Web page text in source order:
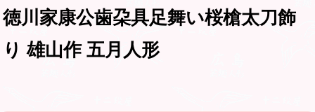
徳川家康公歯朶具足舞い桜槍太刀飾
り 雄山作 五月人形